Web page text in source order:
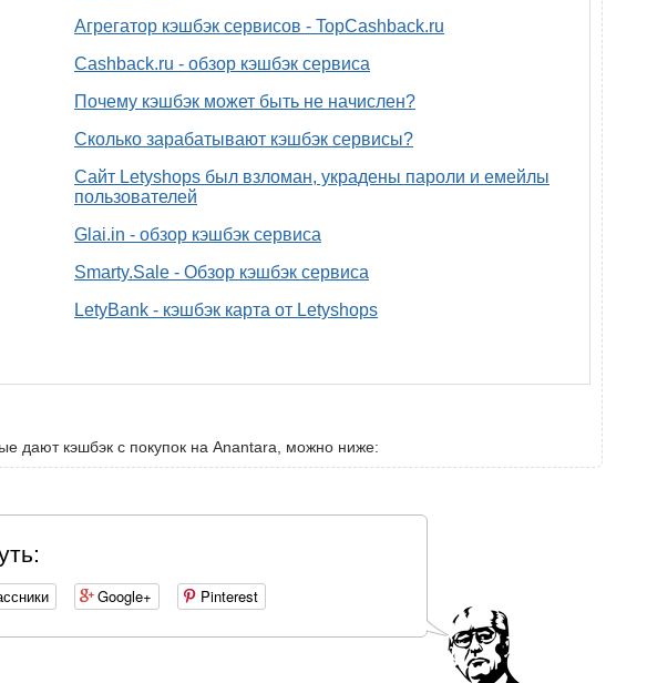
Агрегатор кэшбэк сервисов - TopCashback.ru
Cashback.ru - обзор кэшбэк сервиса
Почему кэшбэк может быть не начислен?
Сколько зарабатывают кэшбэк сервисы?
Сайт Letyshops был взломан, украдены пароли и емейлы
пользователей
Glai.in - обзор кэшбэк сервиса
Smarty.Sale - Обзор кэшбэк сервиса
LetyBank - кэшбэк карта от Letyshops
дают кэшбэк с покупок на Anantara, можно ниже:
Google+ Pinterest